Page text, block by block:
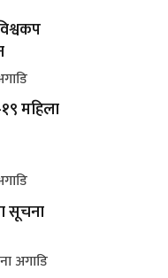
महिला
सूचना
अगाडि